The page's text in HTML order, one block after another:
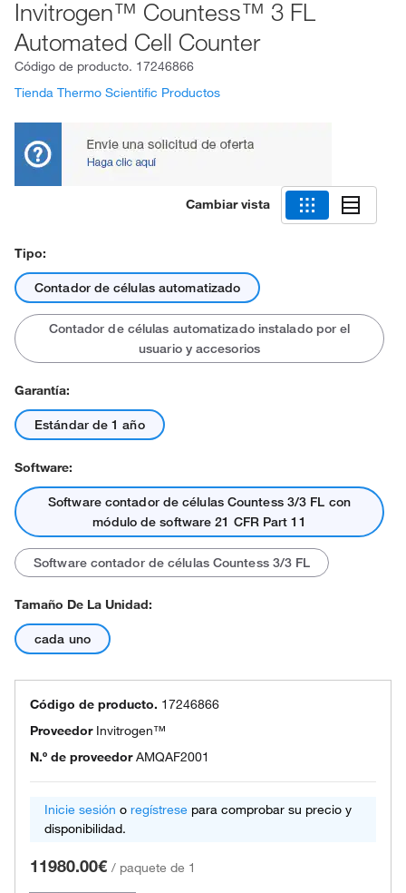
Invitrogen™ Countess™ 3 FL
Automated Cell Counter
Código de producto. 17246866
Tienda Thermo Scientific Productos
Cambiar vista
Tipo:
Contador de células automatizado
Contador de células automatizado instalado por el
usuario y accesorios
Garantía:
Estándar de 1 año
Software:
Software contador de células Countess 3/3 FL con
módulo de software 21 CFR Part 11
Software contador de células Countess 3/3 FL
Tamaño De La Unidad:
cada uno
Código de producto. 17246866
Proveedor Invitrogen™
N.º de proveedor AMQAF2001
Inicie sesión o regístrese para comprobar su precio y
disponibilidad.
11980.00€ / paquete de 1